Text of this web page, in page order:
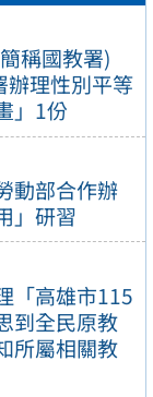
稱國教署)
辦理性別平等
」1份
動部合作辦
」研習
「高雄市115
到全民原教
所屬相關教